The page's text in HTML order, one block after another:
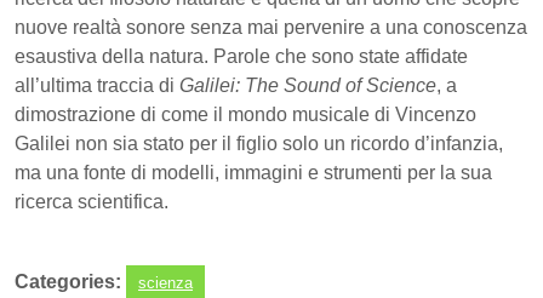
nuove realtà sonore senza mai pervenire a una conoscenza
esaustiva della natura. Parole che sono state affidate
all’ultima traccia di Galilei: The Sound of Science, a
dimostrazione di come il mondo musicale di Vincenzo
Galilei non sia stato per il figlio solo un ricordo d’infanzia,
ma una fonte di modelli, immagini e strumenti per la sua
ricerca scientifica.
Categories: scienza